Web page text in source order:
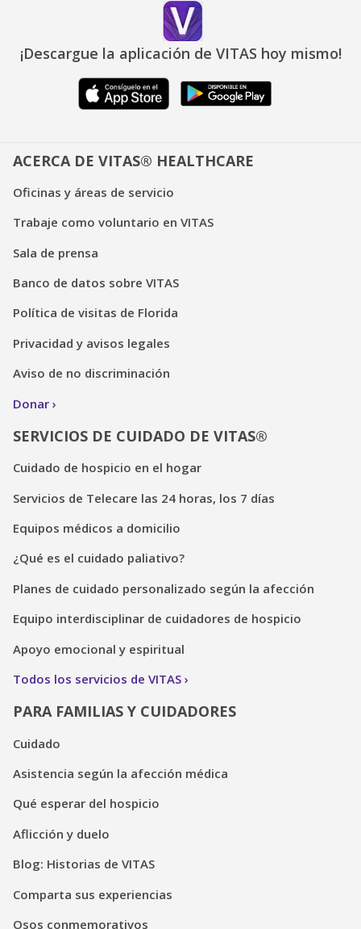
¡Descargue la aplicación de VITAS hoy mismo!
ACERCA DE VITAS® HEALTHCARE
Oficinas y áreas de servicio
Trabaje como voluntario en VITAS
Sala de prensa
Banco de datos sobre VITAS
Política de visitas de Florida
Privacidad y avisos legales
Aviso de no discriminación
Donar
SERVICIOS DE CUIDADO DE VITAS®
Cuidado de hospicio en el hogar
Servicios de Telecare las 24 horas, los 7 días
Equipos médicos a domicilio
¿Qué es el cuidado paliativo?
Planes de cuidado personalizado según la afección
Equipo interdisciplinar de cuidadores de hospicio
Apoyo emocional y espiritual
Todos los servicios de VITAS
PARA FAMILIAS Y CUIDADORES
Cuidado
Asistencia según la afección médica
Qué esperar del hospicio
Aflicción y duelo
Blog: Historias de VITAS
Comparta sus experiencias
Osos conmemorativos